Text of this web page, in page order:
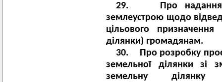
29. Про надання
землеустрою щодо
цільового
ділянки) громадянам.
30. Про розробку
земельної ділянки зі
земельну